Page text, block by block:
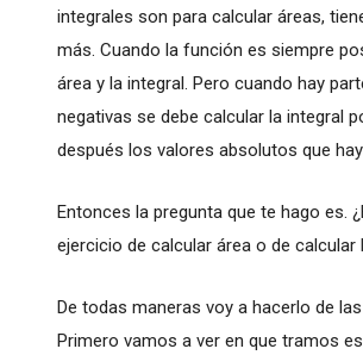
integrales son para calcular áreas,
más. Cuando la función es siempre
área y la integral. Pero cuando hay
negativas se debe calcular la integral
después los valores absolutos que
Entonces la pregunta que te hago es.
ejercicio de calcular área o de calcular
De todas maneras voy a hacerlo de
Primero vamos a ver en que tramos